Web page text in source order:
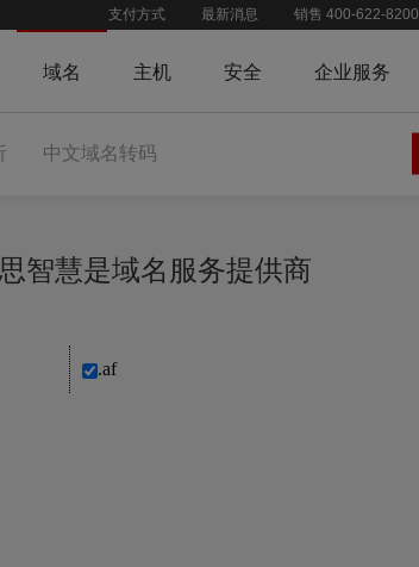
销售 400-622-8200
最新消息
支付方式
域名 主机 安全 企业服务
中文域名转码
智慧是域名服务提供商
.af